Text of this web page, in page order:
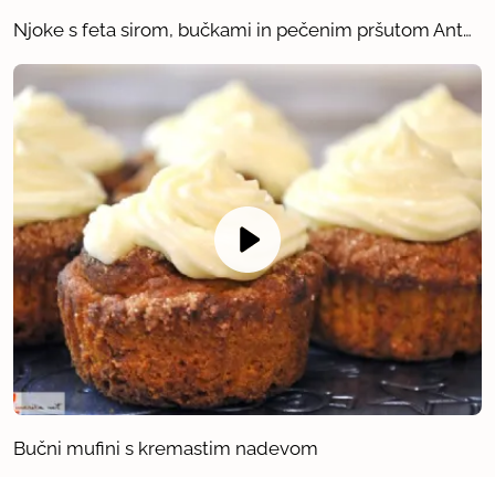
Njoke s feta sirom, bučkami in pečenim pršutom Anton
Bučni mufini s kremastim nadevom